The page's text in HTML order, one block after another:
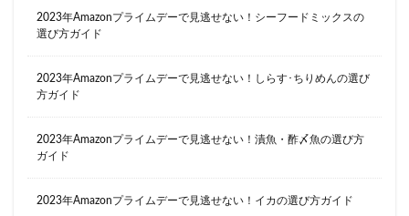
2023年Amazonプライムデーで見逃せない！シーフードミックスの
選び方ガイド
2023年Amazonプライムデーで見逃せない！しらす･ちりめんの選び
方ガイド
2023年Amazonプライムデーで見逃せない！漬魚・酢〆魚の選び方
ガイド
2023年Amazonプライムデーで見逃せない！イカの選び方ガイド